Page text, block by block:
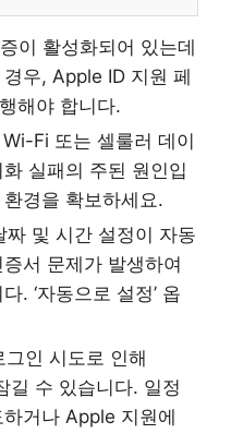
이 활성화되어 있는데
우, Apple ID 지원 페
해야 합니다.
Fi 또는 셀룰러 데이
실패의 주된 원인입
경을 확보하세요.
짜 및 시간 설정이 자동
서 문제가 발생하여
. ‘자동으로 설정’ 옵
그인 시도로 인해
길 수 있습니다. 일정
거나 Apple 지원에